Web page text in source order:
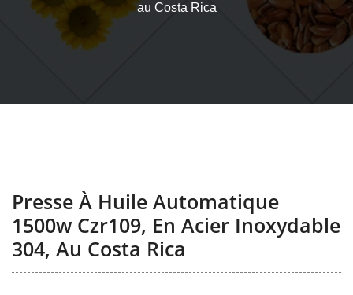
au Costa Rica
Presse À Huile Automatique
1500w Czr109, En Acier Inoxydable
304, Au Costa Rica